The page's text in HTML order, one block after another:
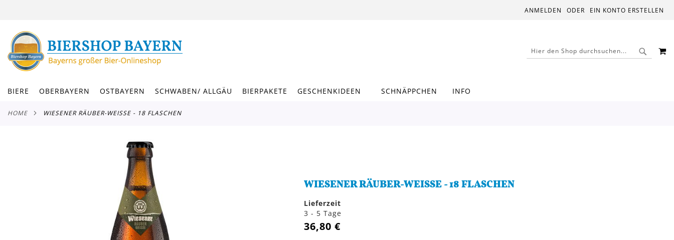
INHALT
ANMELDEN EIN KONTO ERSTELLEN
SUCHE
BIERE OBERBAYERN OSTBAYERN SCHWABEN/ ALLGÄU BIERPAKETE GESCHENKIDEEN SCHNÄPPCHEN INFO
HOME WIESENER RÄUBER-WEISSE - 18 FLASCHEN
WIESENER RÄUBER-WEISSE - 18 FLASCHEN
Lieferzeit
3 - 5 Tage
36,80 €